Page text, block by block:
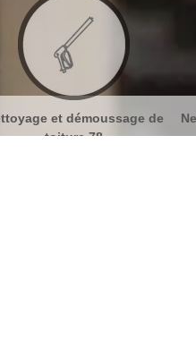
Nettoyage et pose de
78